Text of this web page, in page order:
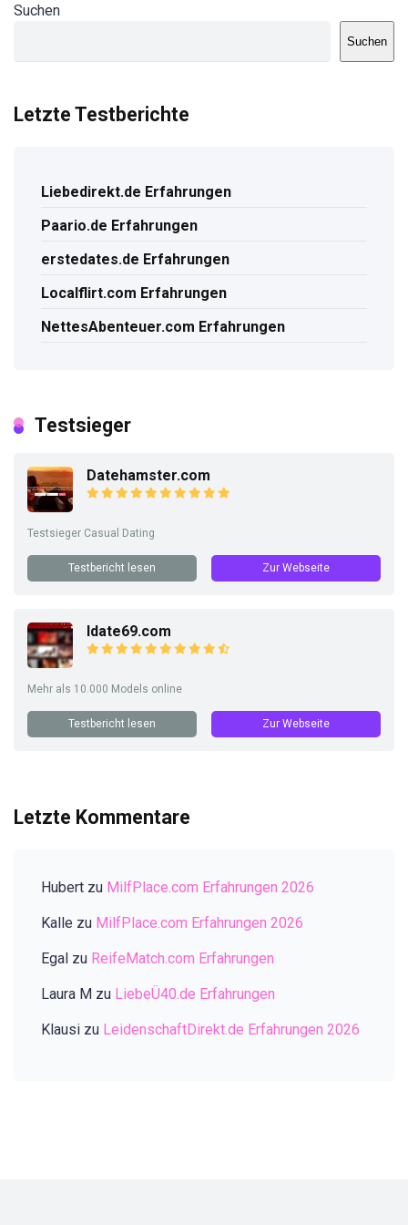
Suchen
Suchen
Letzte Testberichte
Liebedirekt.de Erfahrungen
Paario.de Erfahrungen
erstedates.de Erfahrungen
Localflirt.com Erfahrungen
NettesAbenteuer.com Erfahrungen
Testsieger
Datehamster.com
Testsieger Casual Dating
Testbericht lesen Zur Webseite
Idate69.com
Mehr als 10.000 Models online
Testbericht lesen Zur Webseite
Letzte Kommentare
Hubert zu MilfPlace.com Erfahrungen 2026
Kalle zu MilfPlace.com Erfahrungen 2026
Egal zu ReifeMatch.com Erfahrungen
Laura M zu LiebeÜ40.de Erfahrungen
Klausi zu LeidenschaftDirekt.de Erfahrungen 2026